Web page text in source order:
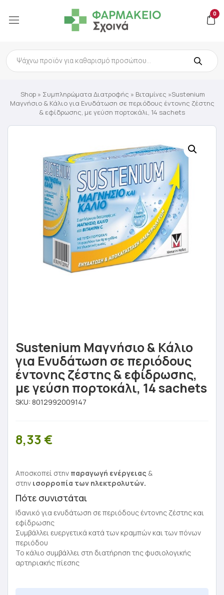
0
Products
search
Shop » Συμπληρώματα Διατροφής » Βιταμίνες »Sustenium
Μαγνήσιο & Κάλιο για Ενυδάτωση σε περιόδους έντονης ζέστης
& εφίδρωσης, με γεύση πορτοκάλι, 14 sachets
Sustenium Μαγνήσιο & Κάλιο
για Ενυδάτωση σε περιόδους
έντονης ζέστης & εφίδρωσης,
με γεύση πορτοκάλι, 14 sachets
SKU: 8012992009147
8,33 €
Αποσκοπεί στην παραγωγή ενέργειας &
στην ισορροπία των ηλεκτρολυτών.
Πότε συνιστάται
Ιδανικό για ενυδάτωση σε περιόδους έντονης ζέστης και
εφίδρωσης
Συμβάλλει ευεργετικά κατά των κραμπών και των πόνων
περιόδου
Το κάλιο συμβάλλει στη διατήρηση της φυσιολογικής
αρτηριακής πίεσης